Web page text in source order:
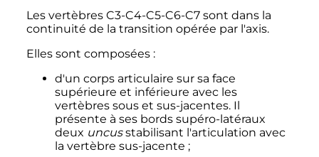
Les vertèbres C3-C4-C5-C6-C7 sont dans la
continuité de la transition opérée par l'axis.
Elles sont composées :
d'un corps articulaire sur sa face
supérieure et inférieure avec les
vertèbres sous et sus-jacentes. Il
présente à ses bords supéro-latéraux
deux uncusstabilisant l'articulation avec
la vertèbre sus-jacente ;